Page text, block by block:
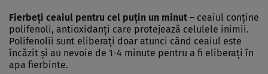
Fierbeţi ceaiul pentru cel puţin un minut – ceaiul conţine
polifenoli, antioxidanţi care protejează celulele inimii.
Polifenolii sunt eliberaţi doar atunci când ceaiul este
încăzit şi au nevoie de 1-4 minute pentru a fi eliberaţi în
apa fierbinte.